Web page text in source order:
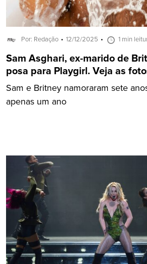
Por: Redação 12/12/2025 1 min
Sam Asghari, ex-marido de
posa para Playgirl. Veja as
Sam e Britney namoraram sete
apenas um ano